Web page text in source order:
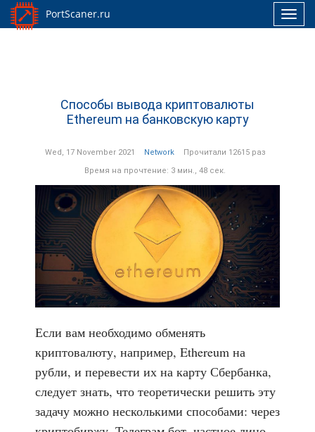
PortScaner.ru
Способы вывода криптовалюты
Ethereum на банковскую карту
Wed, 17 November 2021 Network
Прочитали 12615 раз
Время на прочтение: 3 мин., 48 сек.
Если вам необходимо обменять
криптовалюту, например, Ethereum на
рубли, и перевести их на карту Сбербанка,
следует знать, что теоретически решить эту
задачу можно несколькими способами: через